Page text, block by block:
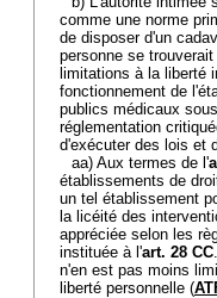
comme une norme
de disposer d'un
personne se
limitations à la liberté
fonctionnement de
publics médicaux
réglementation
d'exécuter des lois et
aa) Aux termes de l'
établissements de
un tel établissement
la licéité des
appréciée selon les
instituée à l'art. 28 CC
n'en est pas moins
liberté personnelle (